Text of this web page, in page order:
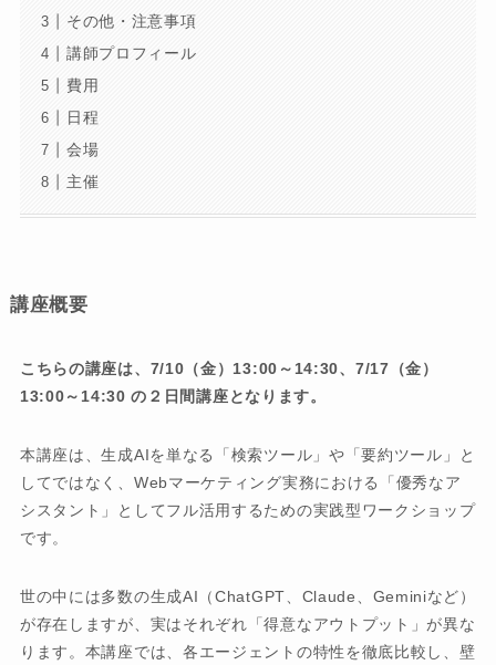
その他・注意事項
講師プロフィール
費用
日程
会場
主催
講座概要
こちらの講座は、7/10（金）13:00～14:30、7/17（金）
13:00～14:30 の２日間講座となります。
本講座は、生成AIを単なる「検索ツール」や「要約ツール」と
してではなく、Webマーケティング実務における「優秀なア
シスタント」としてフル活用するための実践型ワークショップ
です。
世の中には多数の生成AI（ChatGPT、Claude、Geminiなど）
が存在しますが、実はそれぞれ「得意なアウトプット」が異な
ります。本講座では、各エージェントの特性を徹底比較し、壁